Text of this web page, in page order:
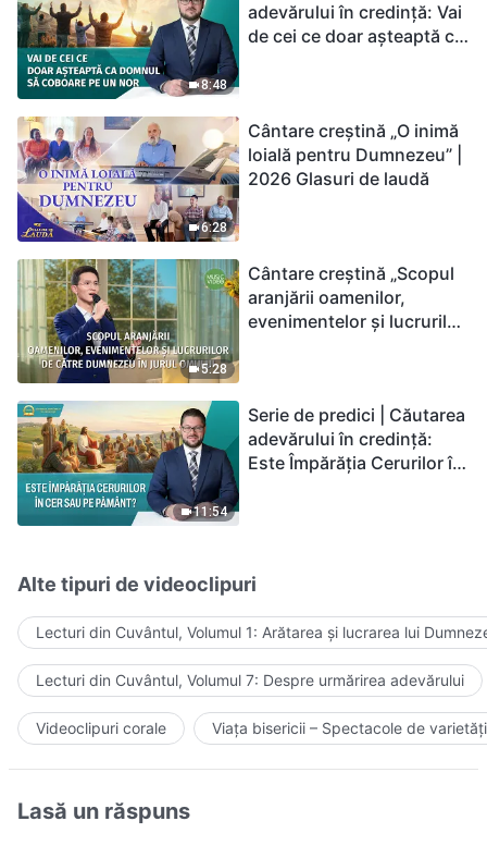
8:48
adevărului în credință: Vai
de cei ce doar așteaptă ca
6:28
Cântare creștină „O inimă
loială pentru Dumnezeu” |
2026 Glasuri de laudă
5:28
Cântare creștină „Scopul
aranjării oamenilor,
evenimentelor și lucrurilor
11:54
Serie de predici | Căutarea
adevărului în credință:
Este Împărăția Cerurilor în
Alte tipuri de videoclipuri
Lecturi din Cuvântul, Volumul 1: Arătarea și lucrarea lui
Lecturi din Cuvântul, Volumul 7: Despre urmărirea adevărului
Videoclipuri corale Viața bisericii – Spectacole de varietăți
Lasă un răspuns